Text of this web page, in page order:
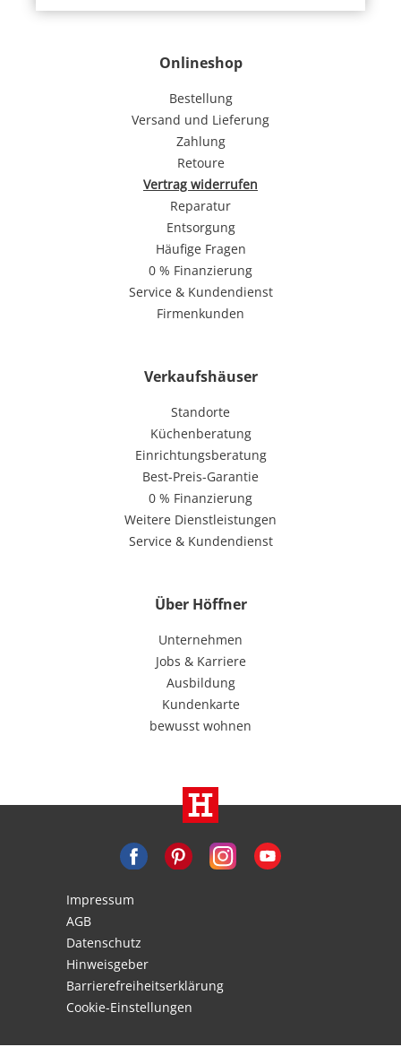
Onlineshop
Bestellung
Versand und Lieferung
Zahlung
Retoure
Vertrag widerrufen
Reparatur
Entsorgung
Häufige Fragen
0 % Finanzierung
Service & Kundendienst
Firmenkunden
Verkaufshäuser
Standorte
Küchenberatung
Einrichtungsberatung
Best-Preis-Garantie
0 % Finanzierung
Weitere Dienstleistungen
Service & Kundendienst
Über Höffner
Unternehmen
Jobs & Karriere
Ausbildung
Kundenkarte
bewusst wohnen
Impressum
AGB
Datenschutz
Hinweisgeber
Barrierefreiheitserklärung
Cookie-Einstellungen